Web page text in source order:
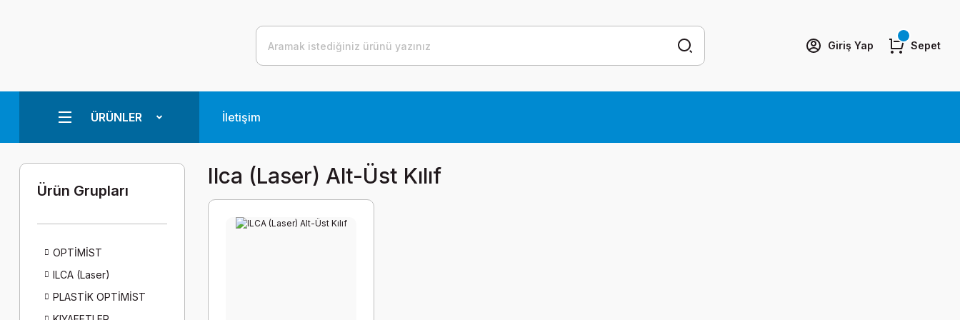
Giriş Yap Sepet
ÜRÜNLER İletişim
Ürün Grupları
OPTİMİST
ILCA (Laser)
PLASTİK OPTİMİST
Ilca (laser) Alt-Üst Kılıf